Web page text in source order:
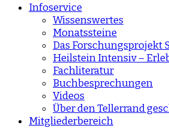
Infoservice
Wissenswertes
Monatssteine
Das Forschungsprojekt
Heilstein Intensiv –
Fachliteratur
Buchbesprechungen
Videos
Über den Tellerrand
Mitgliederbereich